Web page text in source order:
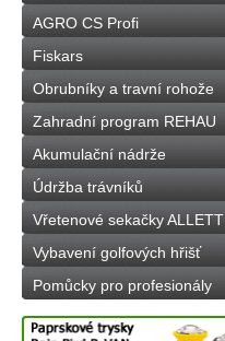
AGRO CS Profi
Fiskars
Obrubníky a travní rohože
Zahradní program REHAU
Akumulační nádrže
Údržba trávníků
Vřetenové sekačky ALLETT
Vybavení golfových hřišť
Pomůcky pro profesionály